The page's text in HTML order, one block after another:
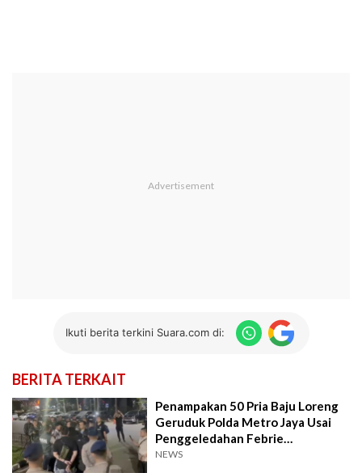
Ikuti berita terkini Suara.com di:
BERITA TERKAIT
Penampakan 50 Pria Baju Loreng
Geruduk Polda Metro Jaya Usai
Penggeledahan Febrie
Adriansyah
NEWS